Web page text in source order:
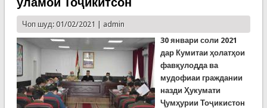
Чоп шуд: 01/02/2021 | admin
30 январи соли 2021
дар Кумитаи ҳолатҳои
фавқулодда ва
мудофиаи граждании
назди Ҳукумати
Ҷумҳурии Тоҷикистон